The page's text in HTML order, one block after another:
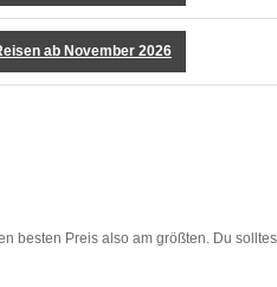
ab November 2026
besten Preis also am größten. Du